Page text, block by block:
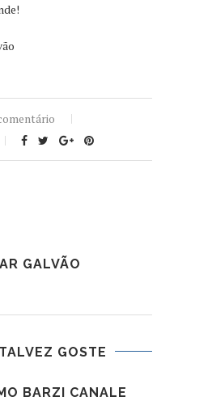
GALVÃO
GOSTE
BARZI CANALE